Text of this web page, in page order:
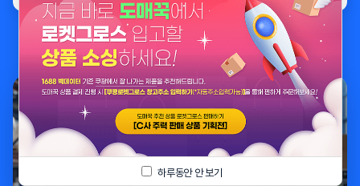
하루동안 안 보기